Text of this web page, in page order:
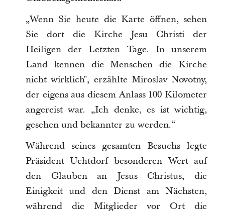
„Wenn Sie heute die Karte öffnen, sehen
Sie dort die Kirche Jesu Christi der
Heiligen der Letzten Tage. In unserem
Land kennen die Menschen die Kirche
nicht wirklich", erzählte Miroslav Novotny,
der eigens aus diesem Anlass 100 Kilometer
angereist war. „Ich denke, es ist wichtig,
gesehen und bekannter zu werden.“
Während seines gesamten Besuchs legte
Präsident Uchtdorf besonderen Wert auf
den Glauben an Jesus Christus, die
Einigkeit und den Dienst am Nächsten,
während die Mitglieder vor Ort die